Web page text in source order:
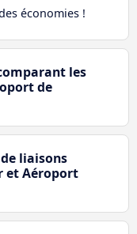
économies !
les
de
liaisons
et Aéroport